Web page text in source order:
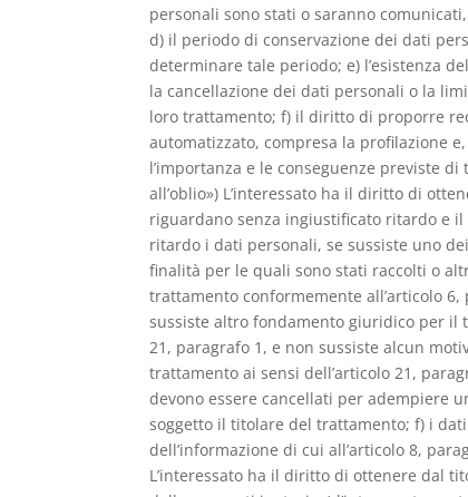
personali sono stati o saranno
d) il periodo di conservazione dei dati
determinare tale periodo; e) l’esistenza
la cancellazione dei dati personali o la
loro trattamento; f) il diritto di proporre
automatizzato, compresa la profilazione
l’importanza e le conseguenze previste
all’oblio») L’interessato ha il diritto di
riguardano senza ingiustificato ritardo e
ritardo i dati personali, se sussiste uno
finalità per le quali sono stati raccolti o
trattamento conformemente all’articolo
sussiste altro fondamento giuridico per il
21, paragrafo 1, e non sussiste alcun
trattamento ai sensi dell’articolo 21,
devono essere cancellati per adempiere
soggetto il titolare del trattamento; f) i
dell’informazione di cui all’articolo 8,
L’interessato ha il diritto di ottenere dal